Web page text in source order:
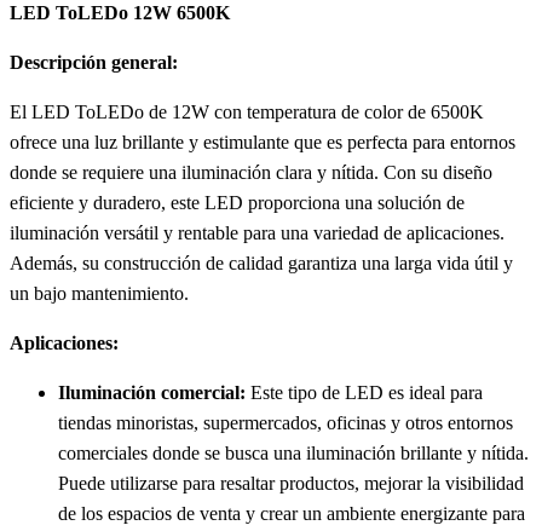
LED ToLEDo 12W 6500K
Descripción general:
El LED ToLEDo de 12W con temperatura de color de 6500K
ofrece una luz brillante y estimulante que es perfecta para entornos
donde se requiere una iluminación clara y nítida. Con su diseño
eficiente y duradero, este LED proporciona una solución de
iluminación versátil y rentable para una variedad de aplicaciones.
Además, su construcción de calidad garantiza una larga vida útil y
un bajo mantenimiento.
Aplicaciones:
Iluminación comercial: Este tipo de LED es ideal para
tiendas minoristas, supermercados, oficinas y otros entornos
comerciales donde se busca una iluminación brillante y nítida.
Puede utilizarse para resaltar productos, mejorar la visibilidad
de los espacios de venta y crear un ambiente energizante para